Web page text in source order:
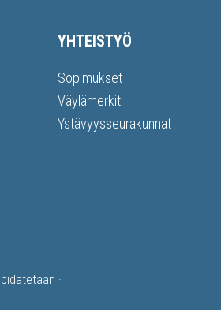
YHTEISTYÖ
Sopimukset
Väylämerkit
Ystävyysseurakunnat
·